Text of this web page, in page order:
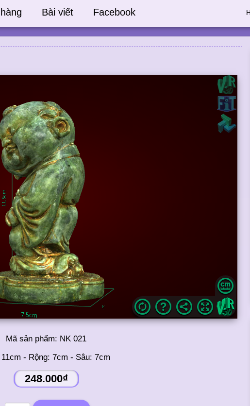
Bài viết Facebook
Mã sản phẩm: NK 021
- Rộng: 7cm - Sâu: 7cm
248.000₫